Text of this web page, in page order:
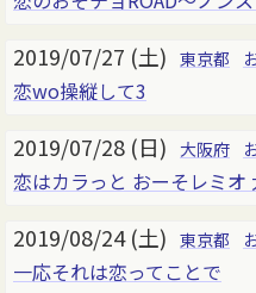
2019/07/27 (土) 東京都
恋wo操縦して3
2019/07/28 (日) 大阪府
恋はカラっと おーそレミオ
2019/08/24 (土) 東京都
一応それは恋ってことで